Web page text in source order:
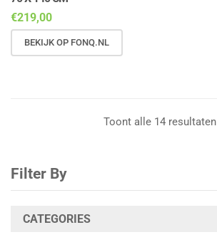
€219,00
BEKIJK OP FONQ.NL
Toont alle 14 resultaten
Filter By
CATEGORIES